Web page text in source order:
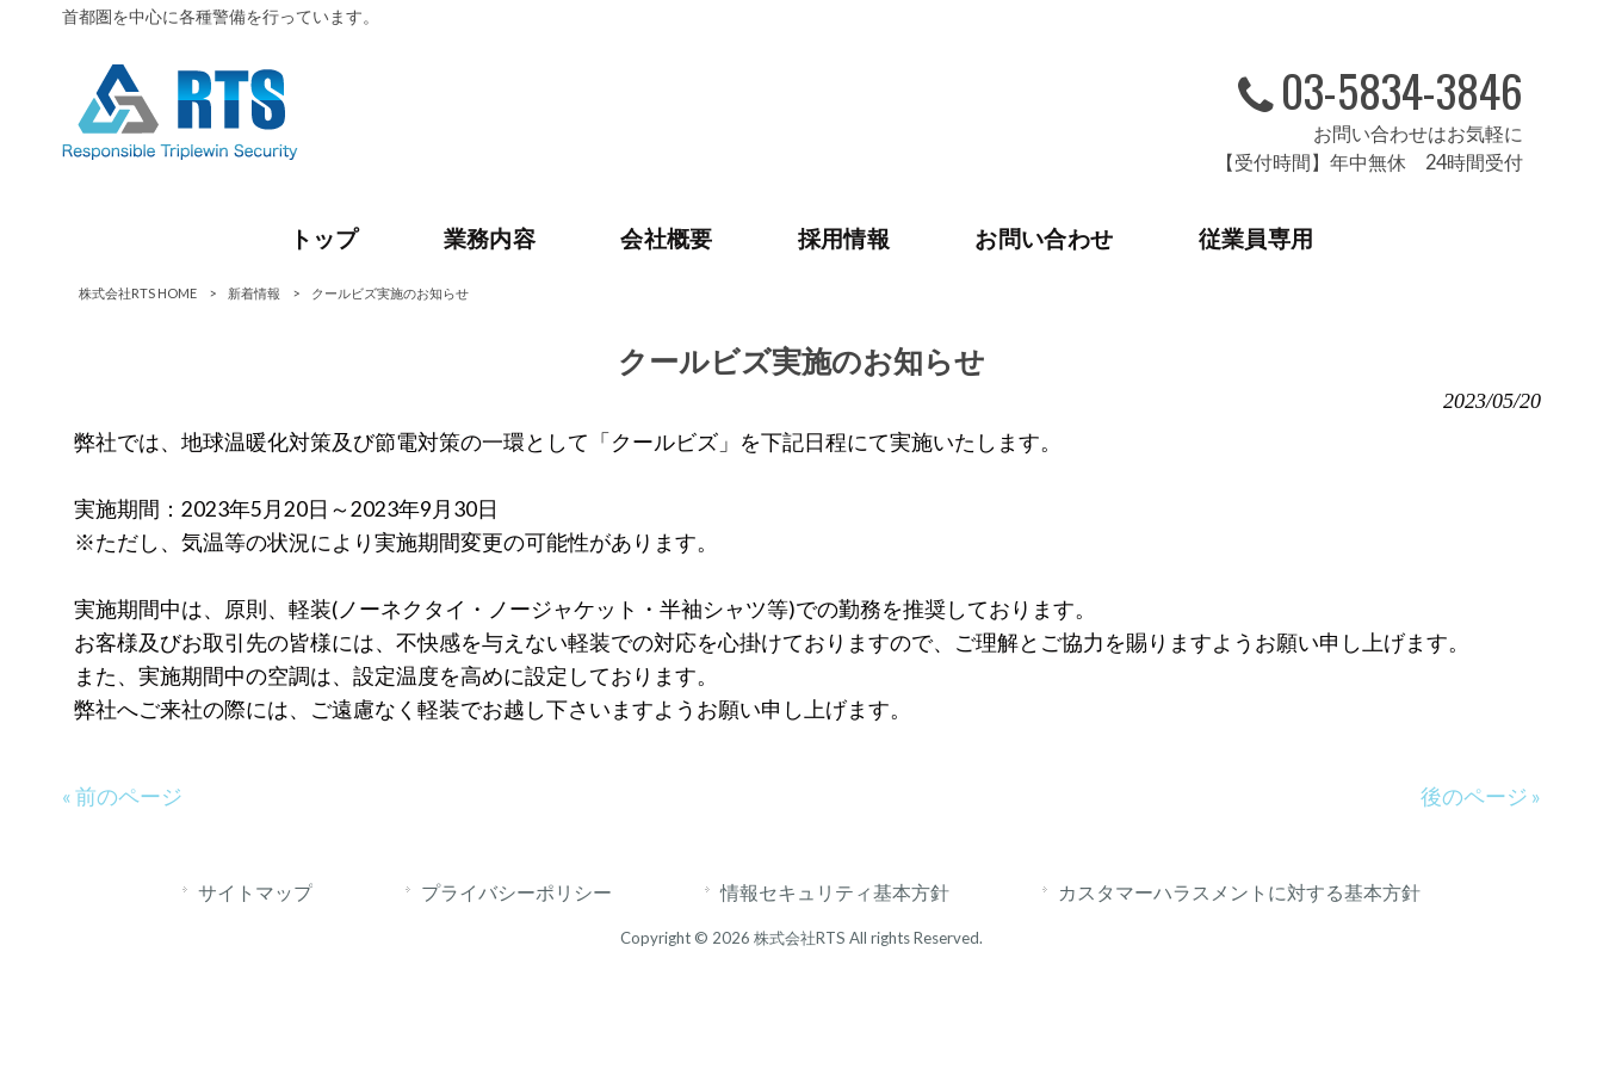
首都圏を中心に各種警備を行っています。
03-5834-3846
お問い合わせはお気軽に
【受付時間】年中無休 24時間受付
トップ 業務内容 会社概要 採用情報 お問い合わせ 従業員専用
株式会社RTS HOME > 新着情報 > クールビズ実施のお知らせ
クールビズ実施のお知らせ
2023/05/20
弊社では、地球温暖化対策及び節電対策の一環として「クールビズ」を下記日程にて実施いたします。
実施期間：2023年5月20日～2023年9月30日
※ただし、気温等の状況により実施期間変更の可能性があります。
実施期間中は、原則、軽装(ノーネクタイ・ノージャケット・半袖シャツ等)での勤務を推奨しております。
お客様及びお取引先の皆様には、不快感を与えない軽装での対応を心掛けておりますので、ご理解とご協力を賜りますようお願い申し上げます。
また、実施期間中の空調は、設定温度を高めに設定しております。
弊社へご来社の際には、ご遠慮なく軽装でお越し下さいますようお願い申し上げます。
« 前のページ 後のページ »
サイトマップ プライバシーポリシー 情報セキュリティ基本方針 カスタマーハラスメントに対する基本方針
Copyright © 2026 株式会社RTS All rights Reserved.